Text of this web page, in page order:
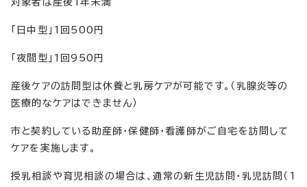
「日中型」1回500円
「夜間型」1回950円
産後ケアの訪問型は休養と乳房ケアが可能です。（乳腺炎等の
医療的なケアはできません）
市と契約している助産師・保健師・看護師がご自宅を訪問して
ケアを実施します。
授乳相談や育児相談の場合は、通常の新生児訪問・乳児訪問（1